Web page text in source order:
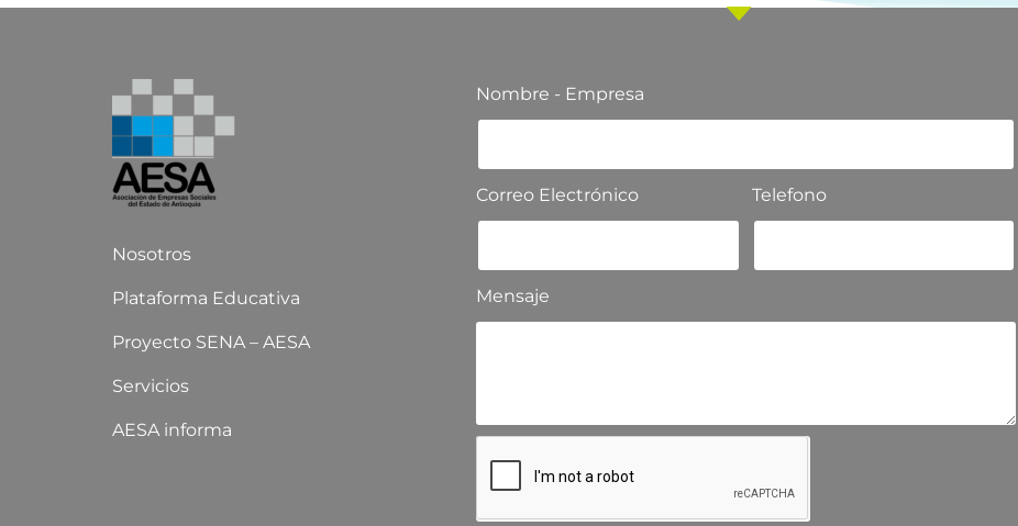
Nosotros
Plataforma Educativa
Proyecto SENA – AESA
Servicios
AESA informa
Nombre - Empresa
Correo Electrónico Telefono
Mensaje